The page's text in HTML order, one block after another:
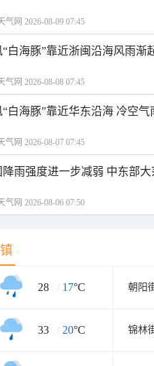
气网 2026-08-09 07:45
“白海豚”靠近浙闽沿海风雨渐
气网 2026-08-08 07:45
“白海豚”靠近华东沿海 冷空
气网 2026-08-07 07:45
降雨强度进一步减弱 中东部
气网 2026-08-06 07:50
28 / 17°C 朝阳
33 / 20°C 锦林